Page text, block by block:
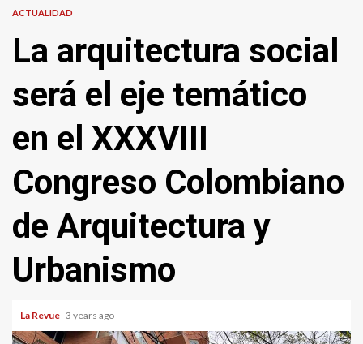
ACTUALIDAD
La arquitectura social
será el eje temático
en el XXXVIII
Congreso Colombiano
de Arquitectura y
Urbanismo
La Revue 3 years ago